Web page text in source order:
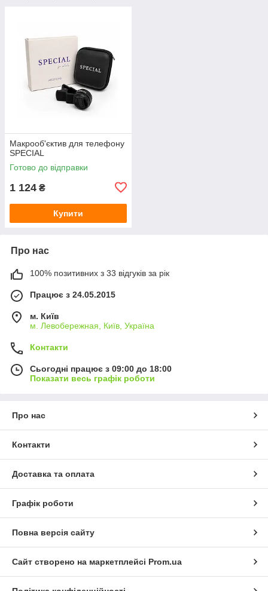
Макрооб'єктив для телефону
SPECIAL
Готово до відправки
1 124 ₴
Купити
Про нас
100% позитивних з 33 відгуків за рік
Працює з 24.05.2015
м. Київ
м. Левобережная, Київ, Україна
Контакти
Сьогодні працює з 09:00 до 18:00
Показати весь графік роботи
Про нас
Контакти
Доставка та оплата
Графік роботи
Повна версія сайту
Сайт створено на маркетплейсі Prom.ua